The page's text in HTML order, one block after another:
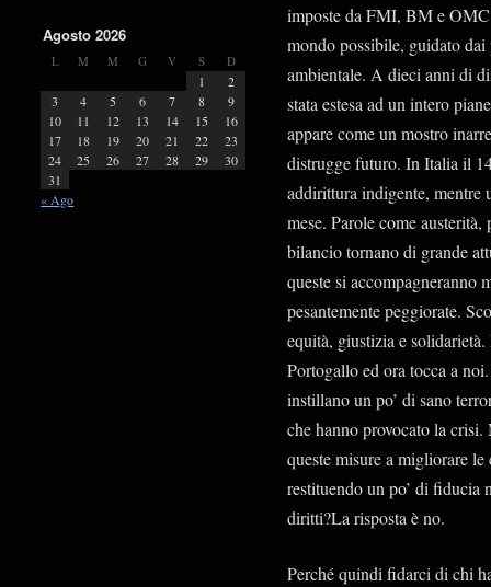
imposte da FMI, BM e
mondo possibile, guidato
ambientale. A dieci anni di
stata estesa ad un intero
appare come un mostro
distrugge futuro. In Italia il
addirittura indigente, mentre
mese. Parole come
bilancio tornano di grande
queste si accompagneranno
pesantemente peggiorate.
equità, giustizia e
Portogallo ed ora tocca a
instillano un po’ di sano
che hanno provocato la
queste misure a migliorare
restituendo un po’ di
diritti?La risposta è no.
Perché quindi fidarci di chi
Agosto 2026
L M M G V S D
1
2
3
4 5 6 7 8
9
10
11 12 13 14 15
16
17
18 19 20 21 22
23
24
25 26 27 28 29
30
31
« Ago